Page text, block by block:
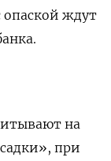
ждут
на
при